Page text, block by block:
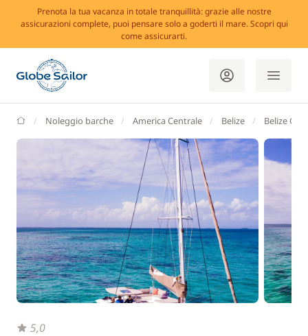
Prenota la tua vacanza in totale tranquillità: grazie alle nostre
assicurazioni complete, puoi pensare solo a goderti il mare. Scopri qui
come assicurarti.
GlobeSailor
Noleggio barche America Centrale Belize Belize City
5,0